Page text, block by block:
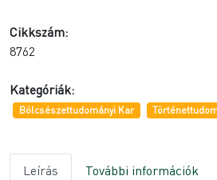
Cikkszám:
8762
Kategóriák:
Bölcsészettudományi Kar
Leírás További információk